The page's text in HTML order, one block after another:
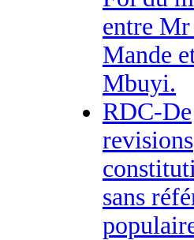
entre
Mande
Mbuyi.
RDC-De
revisions
sans